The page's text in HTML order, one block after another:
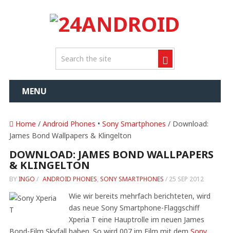
MENU
Home / Android Phones • Sony Smartphones / Download:
James Bond Wallpapers & Klingelton
DOWNLOAD: JAMES BOND WALLPAPERS
& KLINGELTON
BY INGO / ANDROID PHONES, SONY SMARTPHONES / 25 SEP 2012
Wie wir bereits mehrfach berichteten, wird
das neue Sony Smartphone-Flaggschiff
Xperia T eine Hauptrolle im neuen James